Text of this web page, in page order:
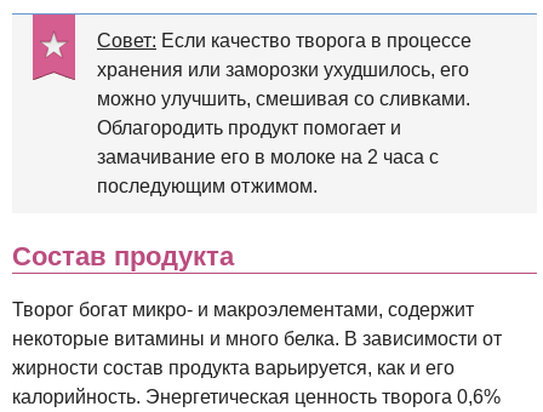
Совет: Если качество творога в процессе
хранения или заморозки ухудшилось, его
можно улучшить, смешивая со сливками.
Облагородить продукт помогает и
замачивание его в молоке на 2 часа с
последующим отжимом.
Состав продукта
Творог богат микро- и макроэлементами, содержит
некоторые витамины и много белка. В зависимости от
жирности состав продукта варьируется, как и его
калорийность. Энергетическая ценность творога 0,6%